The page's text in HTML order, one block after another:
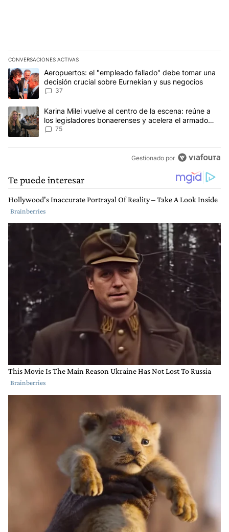
CONVERSACIONES ACTIVAS
Este listado muestra los artículos con más comentarios en los
Un artículo de tendencia con el título "Aeropuertos: el
Aeropuertos: el "empleado fallado" debe tomar una
decisión crucial sobre Eurnekian y sus negocios
37
Un artículo de tendencia con el título "Karina Milei vuelve al
Karina Milei vuelve al centro de la escena: reúne a
los legisladores bonaerenses y acelera el armado
para 2027
75
Gestionado por